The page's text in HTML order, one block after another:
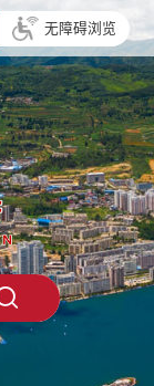
无障碍浏览